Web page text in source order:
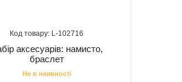
102716
аксесуарів: намисто,
браслет